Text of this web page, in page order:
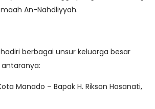
An-Nahdliyyah.
berbagai unsur keluarga besar
Manado – Bapak H. Rikson Hasanati,